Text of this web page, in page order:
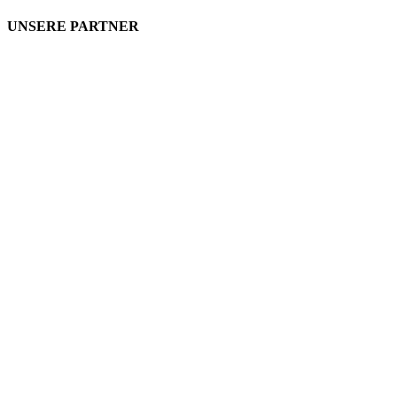
UNSERE PARTNER